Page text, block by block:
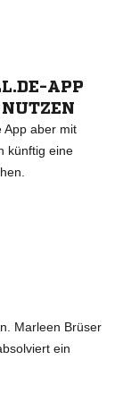
APP
App aber mit
künftig eine
Marleen Brüser
ein